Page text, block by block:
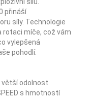
přináší
síly. Technologie
rotaci míče, což vám
vylepšená
pohodlí.
větší odolnost
s hmotností